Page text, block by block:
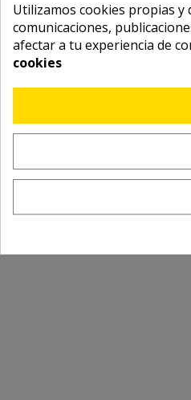
Utilizamos cookies propias
comunicaciones,
afectar a tu experiencia de
cookies